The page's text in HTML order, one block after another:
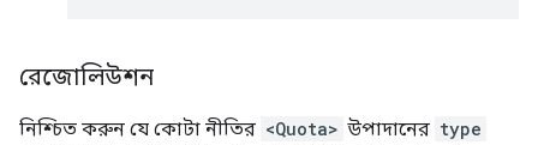
রেজোলিউশন
নিশ্চিত করুন যে কোটা নীতির <Quota> উপাদানের type